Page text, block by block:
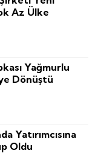
Az Ülke
Yağmurlu
Dönüştü
Yatırımcısına
Oldu